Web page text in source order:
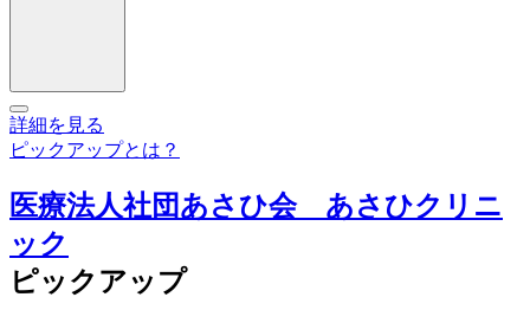
詳細を見る
ピックアップとは？
医療法人社団あさひ会 あさひクリニ
ック
ピックアップ